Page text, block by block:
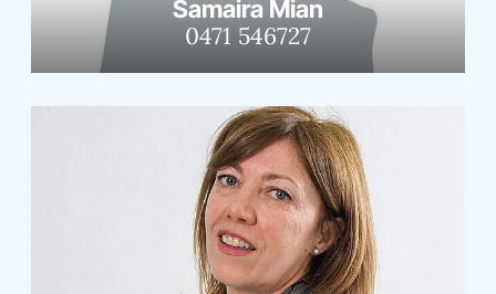
Samaira Mian
0471 546727